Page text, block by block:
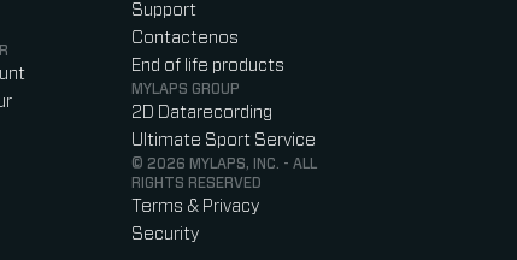
Support
Contactenos
End of life products
MYLAPS GROUP
2D Datarecording
Ultimate Sport Service
© 2026 MYLAPS, INC. - ALL
RIGHTS RESERVED
Terms & Privacy
Security